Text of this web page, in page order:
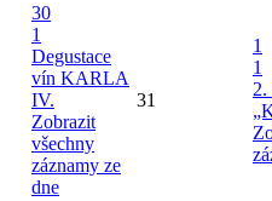
30
1
Degustace
vín KARLA
IV.
Zobrazit
všechny
záznamy ze
dne
31
1
1
2.